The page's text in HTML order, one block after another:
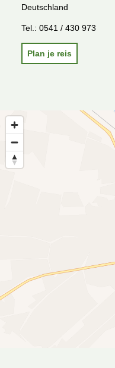
Deutschland
Tel.: 0541 / 430 973
Plan je reis